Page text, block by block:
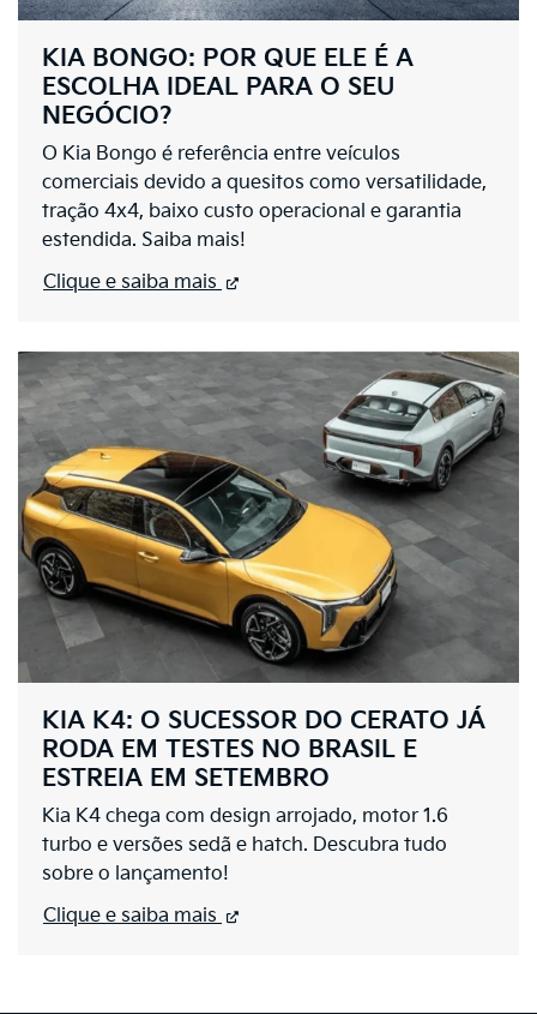
KIA BONGO: POR QUE ELE É A
ESCOLHA IDEAL PARA O SEU
NEGÓCIO?
O Kia Bongo é referência entre veículos
comerciais devido a quesitos como versatilidade,
tração 4x4, baixo custo operacional e garantia
estendida. Saiba mais!
Clique e saiba mais
KIA K4: O SUCESSOR DO CERATO JÁ
RODA EM TESTES NO BRASIL E
ESTREIA EM SETEMBRO
Kia K4 chega com design arrojado, motor 1.6
turbo e versões sedã e hatch. Descubra tudo
sobre o lançamento!
Clique e saiba mais